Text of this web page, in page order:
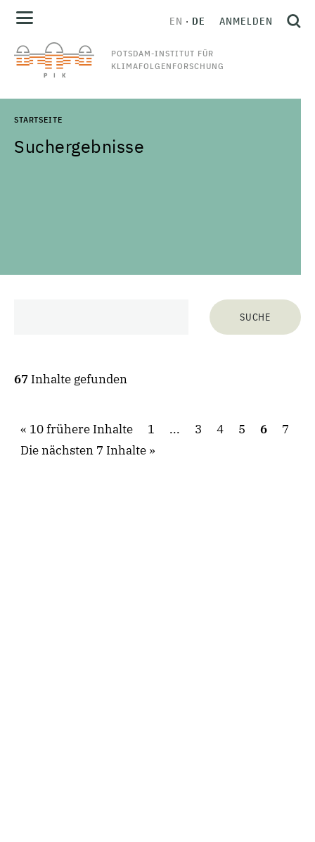
POTSDAM-INSTITUT FÜR
KLIMAFOLGENFORSCHUNG
EN DE ANMELDEN
STARTSEITE
Suchergebnisse
67 Inhalte gefunden
10 frühere Inhalte 1 ... 3 4 5 6
7
Die nächsten 7 Inhalte